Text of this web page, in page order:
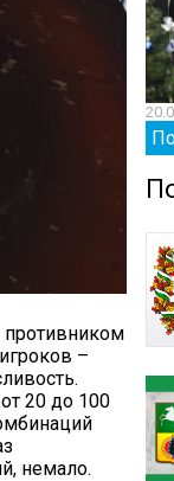
противником
–
20 до 100
немало.